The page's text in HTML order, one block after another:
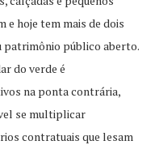
e hoje tem mais de dois
patrimônio público aberto.
do verde é
na ponta contrária,
se multiplicar
contratuais que lesam